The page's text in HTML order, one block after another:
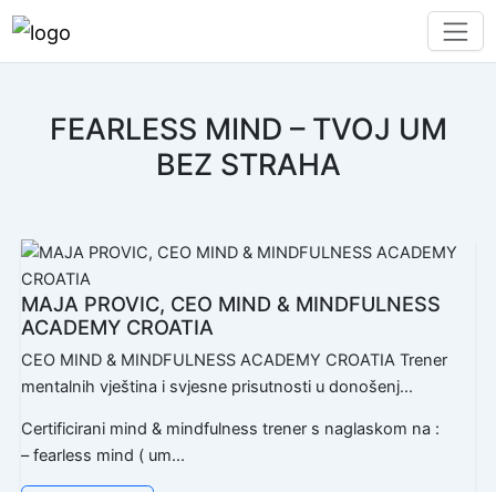
FEARLESS MIND – TVOJ UM
BEZ STRAHA
MAJA PROVIC, CEO MIND & MINDFULNESS
ACADEMY CROATIA
CEO MIND & MINDFULNESS ACADEMY CROATIA Trener
mentalnih vještina i svjesne prisutnosti u donošenj...
Certificirani mind & mindfulness trener s naglaskom na :
– fearless mind ( um...